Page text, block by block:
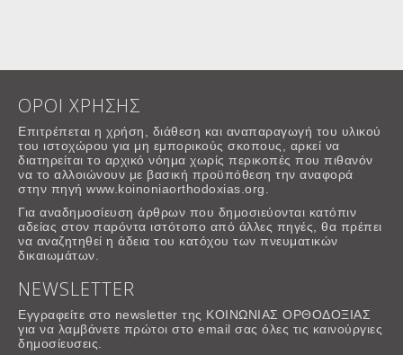
ΟΡΟΙ ΧΡΗΣΗΣ
Επιτρέπεται η χρήση, διάθεση και αναπαραγωγή του υλικού
του ιστοχώρου για μη εμπορικούς σκοπους, αρκεί να
διατηρείται το αρχικό νόημα χωρίς περικοπές που πιθανόν
να το αλλοιώνουν με βασική προϋπόθεση την αναφορά
στην πηγή www.koinoniaorthodoxias.org.
Για αναδημοσίευση άρθρων που δημοσιεύονται κατόπιν
αδείας στον παρόντα ιστότοπο από άλλες πηγές, θα πρέπει
να αναζητηθεί η άδεια του κατόχου των πνευματικών
δικαιωμάτων.
NEWSLETTER
Εγγραφείτε στο newsletter της ΚΟΙΝΩΝΙΑΣ ΟΡΘΟΔΟΞΙΑΣ
για να λαμβάνετε πρώτοι στο email σας όλες τις καινούργιες
δημοσίευσεις.